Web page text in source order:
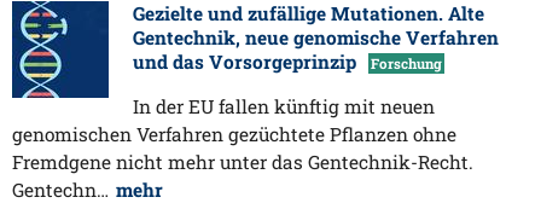
Gezielte und zufällige Mutationen. Alte
Gentechnik, neue genomische Verfahren
und das Vorsorgeprinzip
Forschung
In der EU fallen künftig mit neuen
genomischen Verfahren gezüchtete Pflanzen ohne
Fremdgene nicht mehr unter das Gentechnik-Recht.
Gentechn… mehr